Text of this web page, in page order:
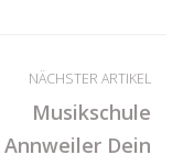
NÄCHSTER ARTIKEL
Musikschule
Annweiler Dein